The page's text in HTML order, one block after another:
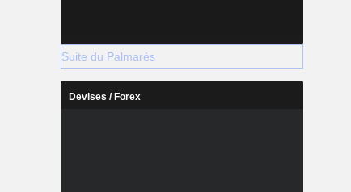
Suite du Palmarès
Devises / Forex